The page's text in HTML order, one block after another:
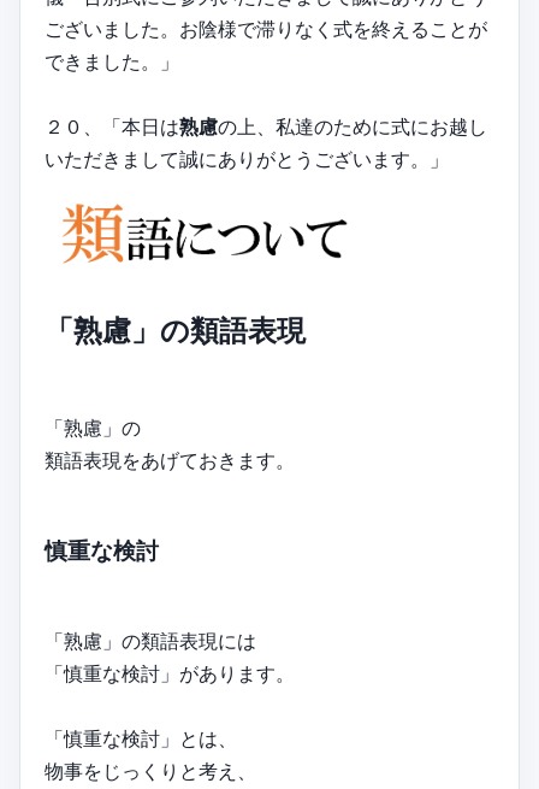
ございました。お陰様で滞りなく式を終えることが
できました。」
２０、「本日は熟慮の上、私達のために式にお越し
いただきまして誠にありがとうございます。」
「熟慮」の類語表現
「熟慮」の
類語表現をあげておきます。
慎重な検討
「熟慮」の類語表現には
「慎重な検討」があります。
「慎重な検討」とは、
物事をじっくりと考え、